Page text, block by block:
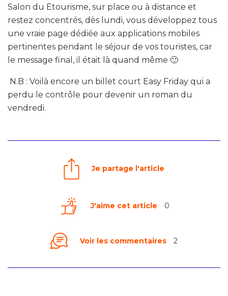
Salon du Etourisme, sur place ou à distance et
restez concentrés, dès lundi, vous développez tous
une vraie page dédiée aux applications mobiles
pertinentes pendant le séjour de vos touristes, car
le message final, il était là quand même 🙂
N.B : Voilà encore un billet court Easy Friday qui a
perdu le contrôle pour devenir un roman du
vendredi.
Je partage l'article
J'aime cet article 0
Voir les commentaires 2